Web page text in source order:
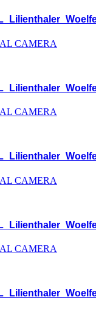
CAMERA
CAMERA
CAMERA
CAMERA